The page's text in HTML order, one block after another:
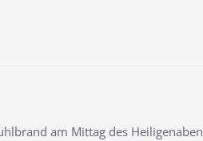
am Mittag des